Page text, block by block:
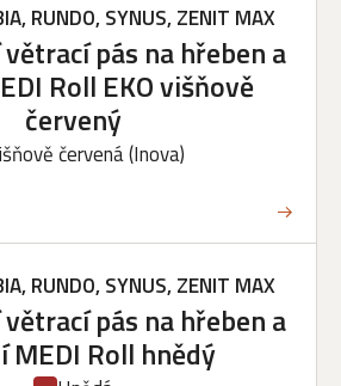
RUNDO, SYNUS, ZENIT MAX
pás na hřeben a
Roll EKO višňově
červený
červená(Inova)
RUNDO, SYNUS, ZENIT MAX
pás na hřeben a
MEDI Roll hnědý